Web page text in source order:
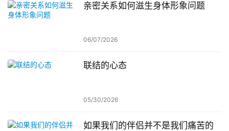
亲密关系如何滋生身体形象问题
06/07/2026
联结的心态
05/30/2026
如果我们的伴侣并不是我们痛苦的